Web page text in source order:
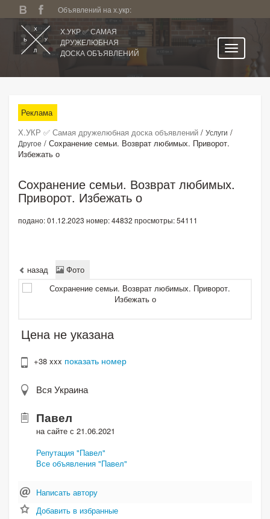
Объявлений на х.укр:
Х.УКР ✅ САМАЯ
ДРУЖЕЛЮБНАЯ
ДОСКА ОБЪЯВЛЕНИЙ
Все регионы
Категории
Избранное
Личный кабинет
Поиск по сайту
Подать объявление
Реклама
Х.УКР ✅ Самая дружелюбная доска объявлений / Услуги /
Другое / Сохранение семьи. Возврат любимых. Приворот.
Избежать о
Сохранение семьи. Возврат любимых.
Приворот. Избежать о
подано: 01.12.2023 номер: 44832 просмотры: 54111
назад Фото
Цена не указана
+38 xxx показать номер
Вся Украина
Павел
на сайте с 21.06.2021
Репутация "Павел"
Все объявления "Павел"
Написать автору
Добавить в избранные